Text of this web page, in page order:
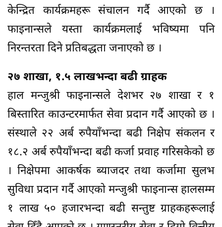
केन्द्रित कार्यक्रमहरू संचालन गर्दै आएको छ ।
फाइनान्सले यस्ता कार्यक्रमलाई भविष्यमा पनि
निरन्तरता दिने प्रतिबद्धता जनाएको छ ।
२७ शाखा, १.५ लाखभन्दा बढी ग्राहक
हाल मन्जुश्री फाइनान्सले देशभर २७ शाखा र १
बिस्तारित काउन्टरमार्फत सेवा प्रदान गर्दै आएको छ ।
संस्थाले २२ अर्ब रुपैयाँभन्दा बढी निक्षेप संकलन र
१८.२ अर्ब रुपैयाँभन्दा बढी कर्जा प्रवाह गरिसकेको छ
। निक्षेपमा आकर्षक ब्याजदर तथा कर्जामा सुलभ
सुविधा प्रदान गर्दै आएको मन्जुश्री फाइनान्स हालसम्म
१ लाख ५० हजारभन्दा बढी सन्तुष्ट ग्राहकहरूलाई